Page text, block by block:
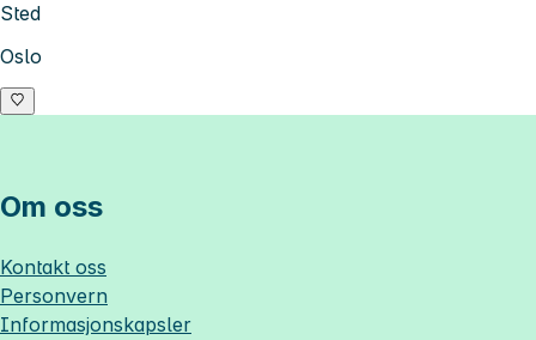
Sted
Oslo
Om oss
Kontakt oss
Personvern
Informasjonskapsler